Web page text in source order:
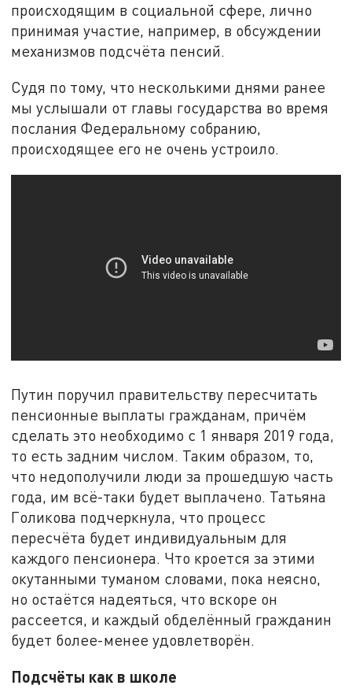
происходящим в социальной сфере, лично
принимая участие, например, в обсуждении
механизмов подсчёта пенсий.
Судя по тому, что несколькими днями ранее
мы услышали от главы государства во время
послания Федеральному собранию,
происходящее его не очень устроило.
Путин поручил правительству пересчитать
пенсионные выплаты гражданам, причём
сделать это необходимо с 1 января 2019 года,
то есть задним числом. Таким образом, то,
что недополучили люди за прошедшую часть
года, им всё-таки будет выплачено. Татьяна
Голикова подчеркнула, что процесс
пересчёта будет индивидуальным для
каждого пенсионера. Что кроется за этими
окутанными туманом словами, пока неясно,
но остаётся надеяться, что вскоре он
рассеется, и каждый обделённый гражданин
будет более-менее удовлетворён.
Подсчёты как в школе